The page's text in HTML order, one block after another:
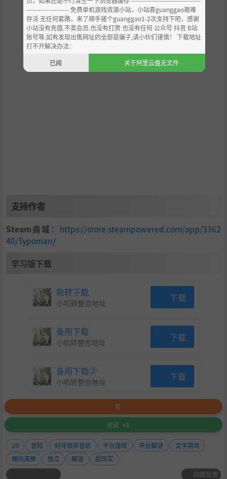
支持作者
Steam商城： https://store.steampowered.com/app/3362
40/Typoman/
学习版下载
跳转下载
小叽转整合地址 下载
备用下载
小叽转整合地址 下载
备用下载②
小叽转整合地址 下载
赞
收藏 +3
2D 冒险 好评原声音轨 平台游戏 平台解谜
文字游戏
横向滚屏
独立 解谜
超现实
问题反馈
--------------------- 免费单机游戏资源小站，小站靠guanggao艰难
存活 无任何套路，来了顺手搓个guanggao1-2次支持下吧，感谢
小站没有充值.不卖会员.也没有打赏 也没有任何 公众号 抖音 B站
账号等,如有发现出售网址的全部是骗子,请小伙们谨慎！ 下载地址
打不开解决办法：
已阅
关于阿里云盘无文件